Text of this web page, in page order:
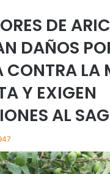
DE
DAÑOS
LA
Y EXIGEN
AL SAG